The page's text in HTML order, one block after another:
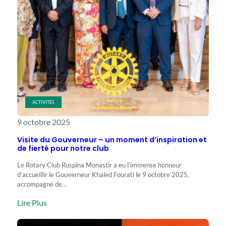
&
Image
publique »
du
District
9010
ACTIVITÉS
9 octobre 2025
Visite du Gouverneur – un moment d’inspiration et
de fierté pour notre club
Le Rotary Club Ruspina Monastir a eu l’immense honneur
d’accueillir le Gouverneur Khaled Fourati le 9 octobre 2025,
accompagné de…
Lire Plus: